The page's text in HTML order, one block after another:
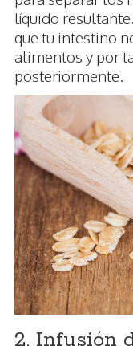
líquido
que tu intestino
alimentos y por
posteriormente.
2. Infusión